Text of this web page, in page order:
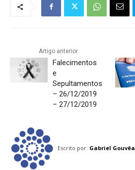
Artigo anterior
Falecimentos
e
Sepultamentos
– 26/12/2019
– 27/12/2019
Escrito por: Gabriel Gouvêa